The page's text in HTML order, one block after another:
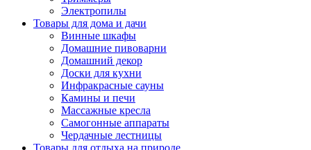
Электропилы
Товары для дома и дачи
Винные шкафы
Домашние пивоварни
Домашний декор
Доски для кухни
Инфракрасные сауны
Камины и печи
Массажные кресла
Самогонные аппараты
Чердачные лестницы
Товары для отдыха на природе